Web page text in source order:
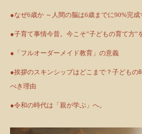
●なぜ6歳か ～人間の脳は6歳までに90%完成
●子育て事情今昔。今こそ”子どもの育て方”
●「フルオーダーメイド教育」の意義
●挨拶のスキンシップはどこまで？子どもの
べき理由
●令和の時代は「親が学ぶ」へ。